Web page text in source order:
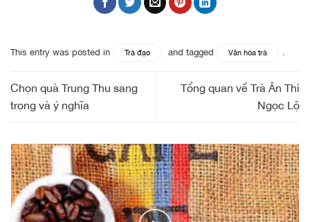
This entry was posted in Trà đạo and tagged Văn hóa trà .
Chọn quà Trung Thu sang
trọng và ý nghĩa
Tổng quan về Trà Ân Thi
Ngọc Lộ